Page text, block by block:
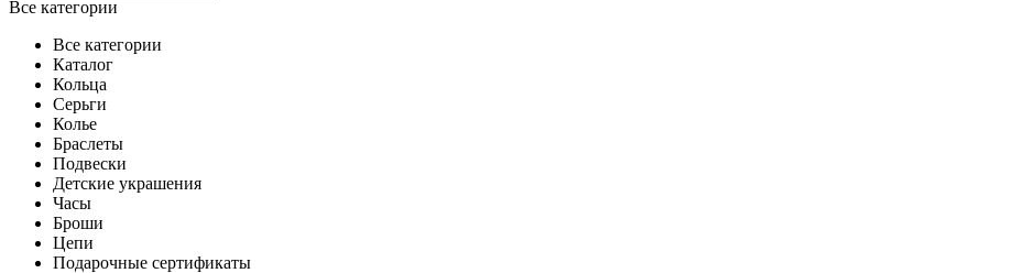
Все категории
Все категории
Каталог
Кольца
Серьги
Колье
Браслеты
Подвески
Детские украшения
Часы
Броши
Цепи
Подарочные сертификаты